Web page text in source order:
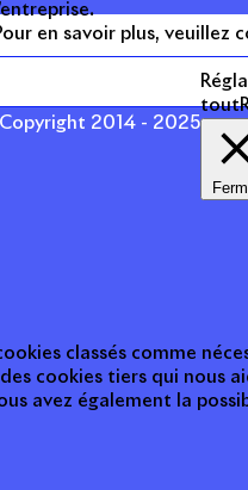
2014 - 2025
en savoir plus, veuillez
tout
classés comme
cookies tiers qui nous
avez également la